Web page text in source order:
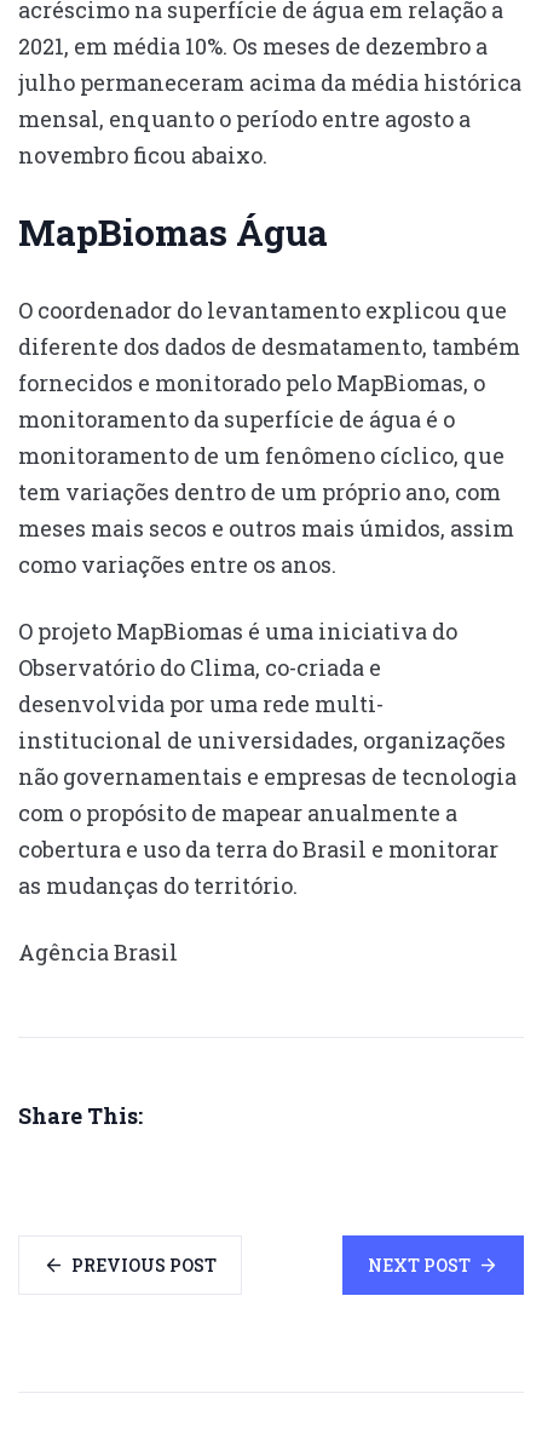
acréscimo na superfície de água em relação a
2021, em média 10%. Os meses de dezembro a
julho permaneceram acima da média histórica
mensal, enquanto o período entre agosto a
novembro ficou abaixo.
MapBiomas Água
O coordenador do levantamento explicou que
diferente dos dados de desmatamento, também
fornecidos e monitorado pelo MapBiomas, o
monitoramento da superfície de água é o
monitoramento de um fenômeno cíclico, que
tem variações dentro de um próprio ano, com
meses mais secos e outros mais úmidos, assim
como variações entre os anos.
O projeto MapBiomas é uma iniciativa do
Observatório do Clima, co-criada e
desenvolvida por uma rede multi-
institucional de universidades, organizações
não governamentais e empresas de tecnologia
com o propósito de mapear anualmente a
cobertura e uso da terra do Brasil e monitorar
as mudanças do território.
Agência Brasil
Share This:
PREVIOUS POST NEXT POST